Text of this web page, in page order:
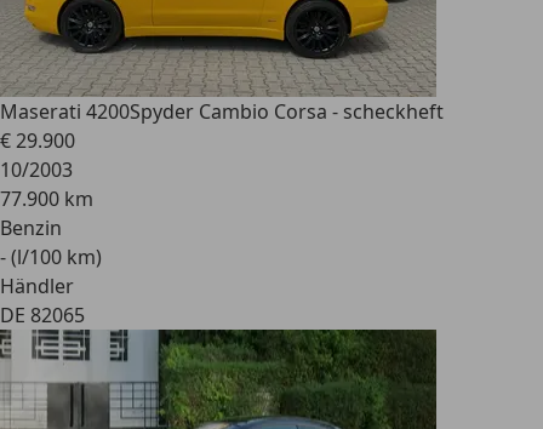
Maserati 4200Spyder Cambio Corsa - scheckheft
€ 29.900
10/2003
77.900 km
Benzin
- (l/100 km)
Händler
DE 82065